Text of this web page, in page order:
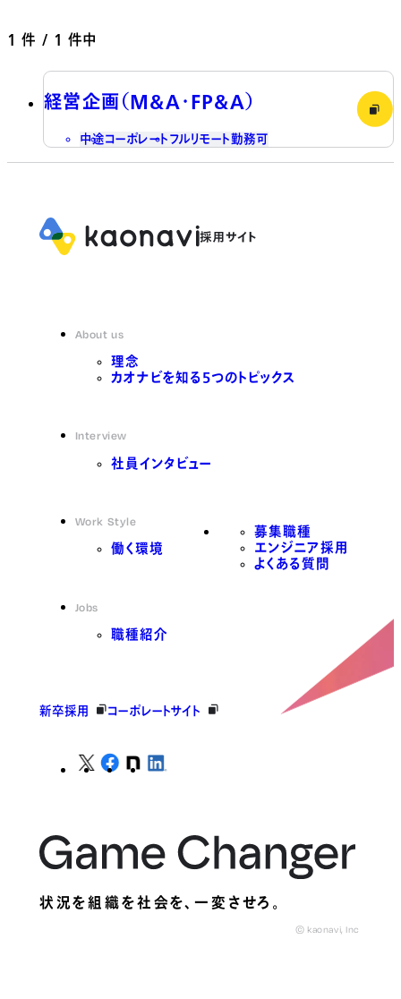
1 件 / 1 件中
経営企画（M&A・FP&A）
中途コーポレート フルリモート勤務可
About us
理念
カオナビを知る5つのトピックス
Interview
社員インタビュー
Work Style
働く環境
Jobs
職種紹介
募集職種
エンジニア採用
よくある質問
新卒採用 コーポレートサイト
状況を組織を社会を、一変させろ。
© kaonavi, Inc